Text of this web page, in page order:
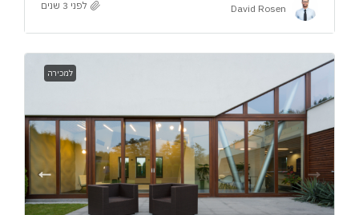
David Rosen לפני 3 שנים
למכירה